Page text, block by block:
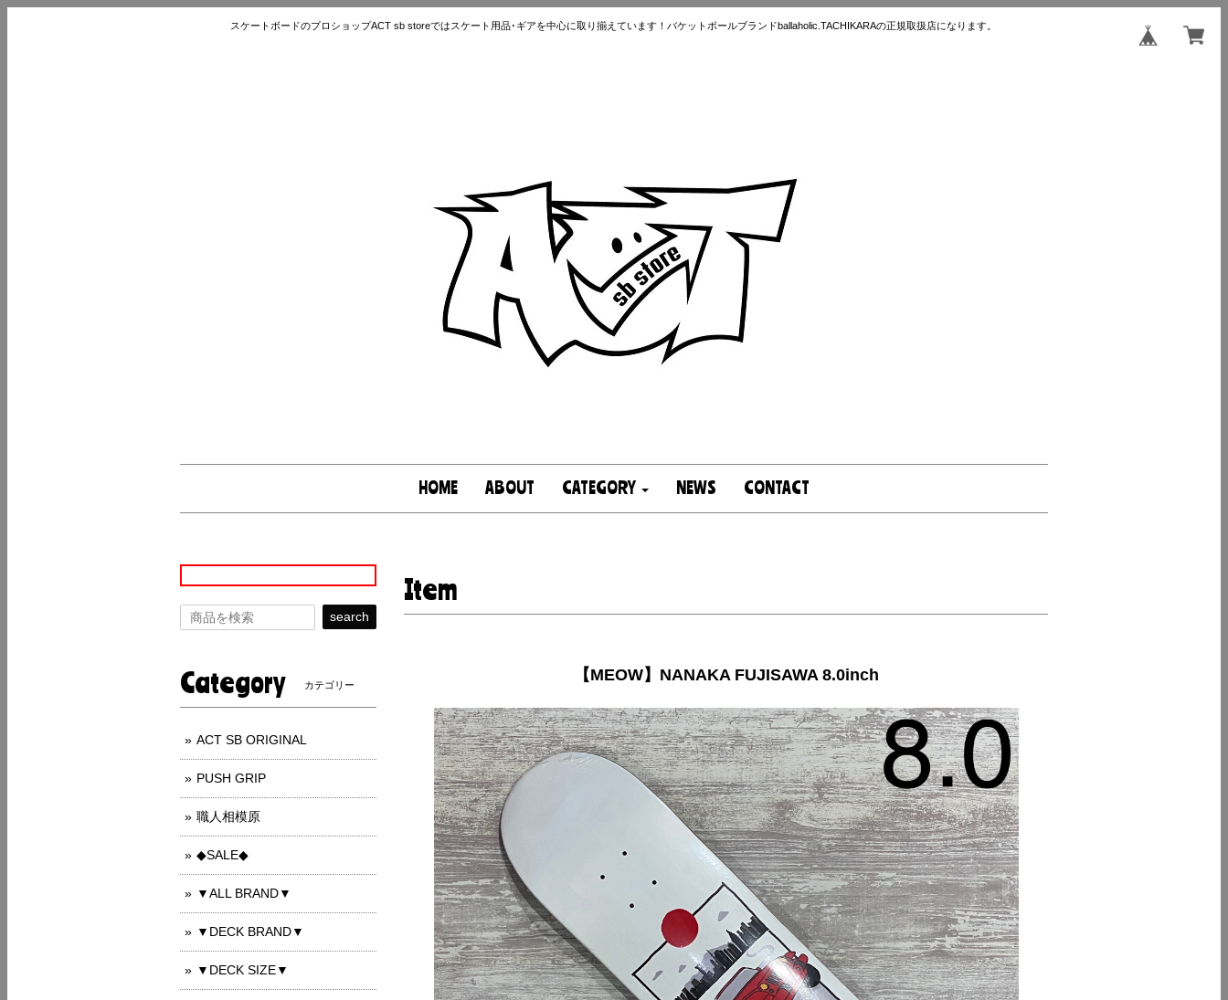
スケートボードのプロショップACT sb storeではスケート用品･ギアを中心に取り揃えています！バケットボールブランドballaholic.TACHIKARAの正規取扱店になります。
HOME ABOUT CATEGORY NEWS CONTACT
Item
【MEOW】NANAKA FUJISAWA 8.0inch
search
Category カテゴリー
ACT SB ORIGINAL
PUSH GRIP
職人相模原
◆SALE◆
▼ALL BRAND▼
▼DECK BRAND▼
▼DECK SIZE▼